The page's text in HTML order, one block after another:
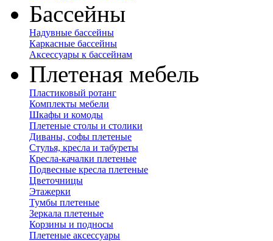
Бассейны
Надувные бассейны
Каркасные бассейны
Аксессуары к бассейнам
Плетеная мебель
Пластиковый ротанг
Комплекты мебели
Шкафы и комоды
Плетеные столы и столики
Диваны, софы плетеные
Стулья, кресла и табуреты
Кресла-качалки плетеные
Подвесные кресла плетеные
Цветочницы
Этажерки
Тумбы плетеные
Зеркала плетеные
Корзины и подносы
Плетеные аксессуары